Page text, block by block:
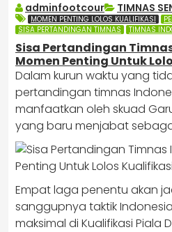
adminfootcour TIMNAS
MOMEN PENTING LOLOS KUALIFIKASI
SISA PERTANDINGAN TIMNAS
TIMNAS
Sisa Pertandingan
Momen Penting Untuk
Dalam kurun waktu yang
pertandingan timnas
manfaatkan oleh skuad
yang baru menjabat
Empat laga penentu akan
sanggupnya taktik
maksimal di Kualifikasi Piala